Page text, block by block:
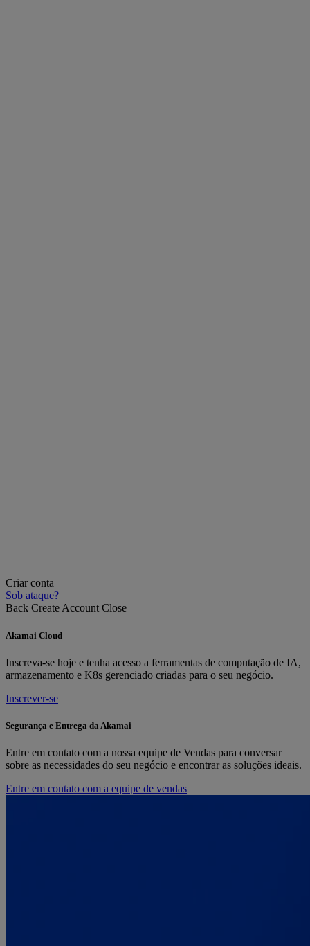
Criar conta
Sob ataque?
Back Create Account Close
Akamai Cloud
Inscreva-se hoje e tenha acesso a ferramentas de computação de IA,
armazenamento e K8s gerenciado criadas para o seu negócio.
Inscrever-se
Segurança e Entrega da Akamai
Entre em contato com a nossa equipe de Vendas para conversar
sobre as necessidades do seu negócio e encontrar as soluções ideais.
Entre em contato com a equipe de vendas